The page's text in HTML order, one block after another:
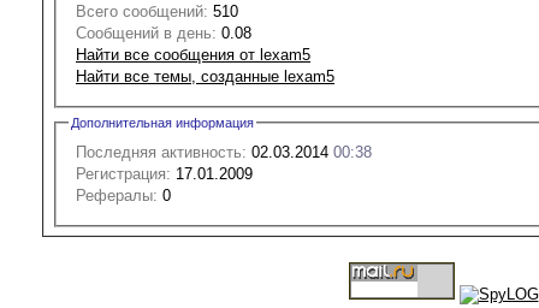
Всего сообщений: 510
Сообщений в день: 0.08
Найти все сообщения от lexam5
Найти все темы, созданные lexam5
Дополнительная информация
Последняя активность: 02.03.2014 00:38
Регистрация: 17.01.2009
Рефералы: 0